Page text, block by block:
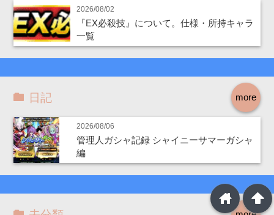
2026/08/02
『EX必殺技』について。仕様・所持キャラ
一覧
more
日記
2026/08/06
管理人ガシャ記録 シャイニーサマーガシャ
編
arrowup
home